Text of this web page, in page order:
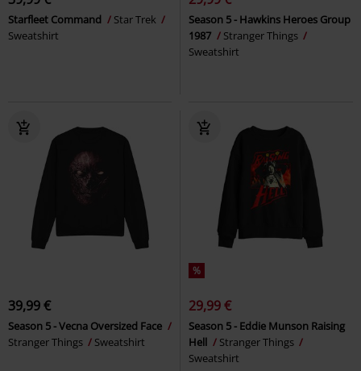
Starfleet Command
Star Trek
Sweatshirt
Season 5 - Hawkins Heroes Group
1987
Stranger Things
Sweatshirt
39,99 €
Season 5 - Vecna Oversized Face
Stranger Things
Sweatshirt
%
29,99 €
Season 5 - Eddie Munson Raising
Hell
Stranger Things
Sweatshirt